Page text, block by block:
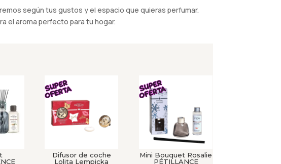
según tus gustos y el espacio que quieras perfumar.
el aroma perfecto para tu hogar.
Difusor de coche
Lolita Lempicka
Mini Bouquet Rosalie
PÉTILLANCE